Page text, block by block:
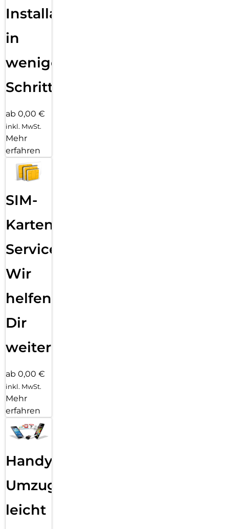
Installation
in
wenigen
Schritten
ab 0,00 €
inkl. MwSt.
Mehr
erfahren
SIM-
Karten
Service:
Wir
helfen
Dir
weiter
ab 0,00 €
inkl. MwSt.
Mehr
erfahren
Handy
Umzug
leicht